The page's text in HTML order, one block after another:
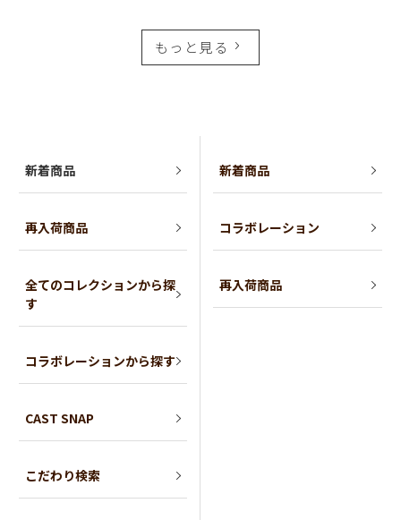
もっと見る
新着商品
再入荷商品
全てのコレクションから探
す
コラボレーションから探す
CAST SNAP
こだわり検索
新着商品
コラボレーション
再入荷商品